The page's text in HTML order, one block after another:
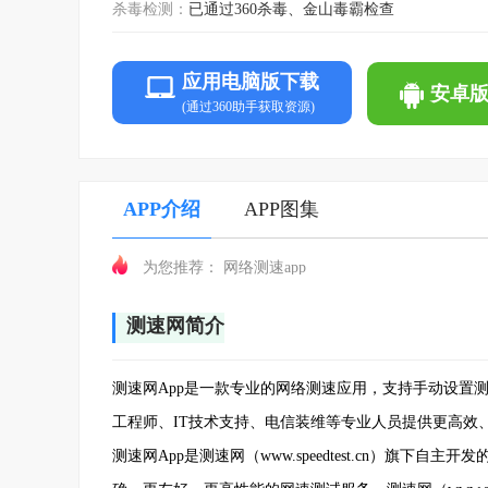
杀毒检测： 已通过360杀毒、金山毒霸检查
应用电脑版下载
(通过360助手获取资源)
安卓
APP介绍 APP图集
为您推荐： 网络测速app
测速网简介
测速网App是一款专业的网络测速应用，支持手动设置
工程师、IT技术支持、电信装维等专业人员提供更高效
测速网App是测速网（www.speedtest.cn）旗下自主开发